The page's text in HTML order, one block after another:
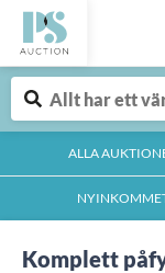
ALLA
Komplett